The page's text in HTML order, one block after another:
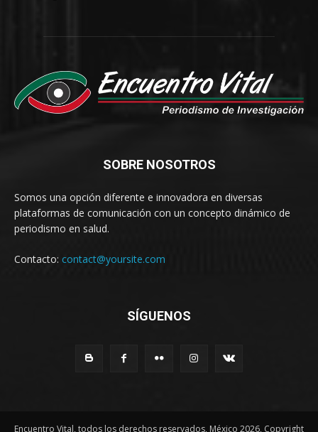
SOBRE NOSOTROS
Somos una opción diferente e innovadora en diversas
plataformas de comunicación con un concepto dinámico de
periodismo en salud.
Contacto: contact@yoursite.com
SÍGUENOS
Encuentro Vital, todos los derechos reservados, México 2026, Copyright